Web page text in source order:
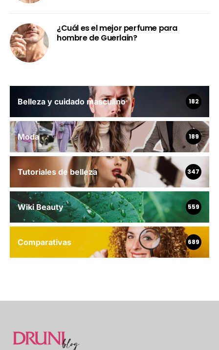
¿Cuál es el mejor perfume para
hombre de Guerlain?
Belleza y cuidado masculino 182
Moda 189
Tutoriales de belleza 347
Wiki Beauty 559
Comparativas 689